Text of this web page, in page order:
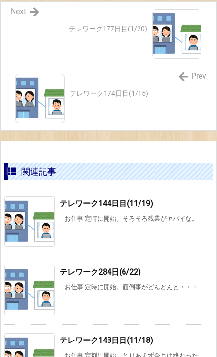
テレワーク177日目(1/20)
Next
テレワーク174日目(1/15)
Prev
関連記事
テレワーク144日目(11/19)
お仕事 定時に開始。そろそろ残業がヤバイな。
テレワーク284日(6/22)
お仕事 定時に開始。面倒事がどんどんと・・・
テレワーク143日目(11/18)
お仕事 定刻に開始。とりあえず今月は終わった